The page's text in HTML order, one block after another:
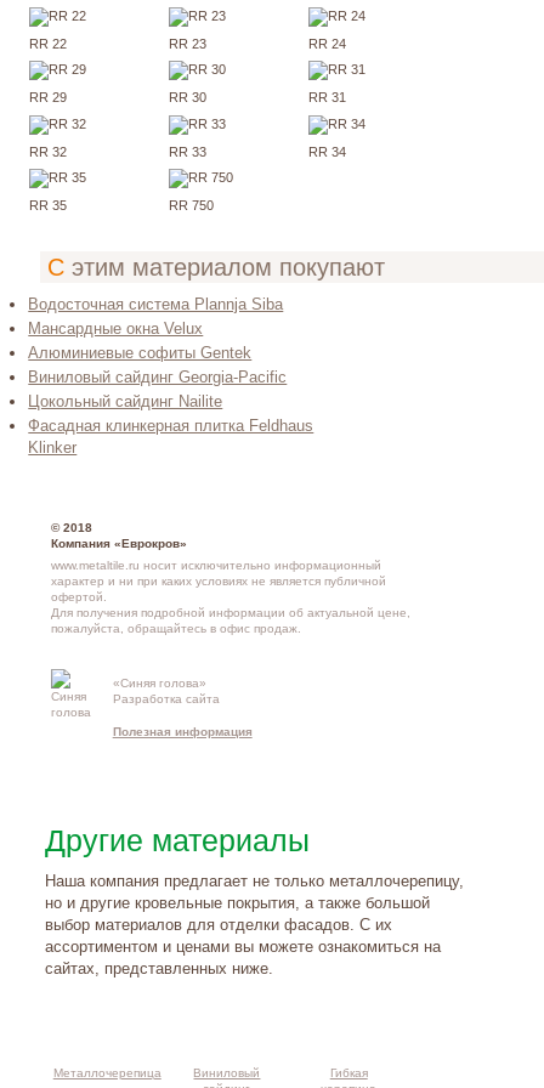
RR 22 RR 23 RR 24
RR 29 RR 30 RR 31
RR 32 RR 33 RR 34
RR 35 RR 750
С этим материалом покупают
Водосточная система Plannja Siba
Мансардные окна Velux
Алюминиевые софиты Gentek
Виниловый сайдинг Gеorgia-Расifiс
Цокольный сайдинг Nailite
Фасадная клинкерная плитка Feldhaus
Klinker
© 2018
Компания «Еврокров»
www.metaltile.ru носит исключительно информационный
характер и ни при каких условиях не является публичной
офертой.
Для получения подробной информации об актуальной цене,
пожалуйста, обращайтесь в офис продаж.
«Синяя голова»
Разработка сайта
Полезная информация
Другие материалы
Наша компания предлагает не только металлочерепицу,
но и другие кровельные покрытия, а также большой
выбор материалов для отделки фасадов. С их
ассортиментом и ценами вы можете ознакомиться на
сайтах, представленных ниже.
Металлочерепица
Виниловый
Гибкая